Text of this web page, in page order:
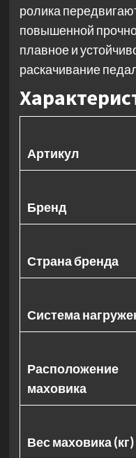
ролика
повышенной
плавное и
раскачивание
Артикул
Бренд
Страна бренда
Система
Расположение
маховика
Вес маховика (кг)